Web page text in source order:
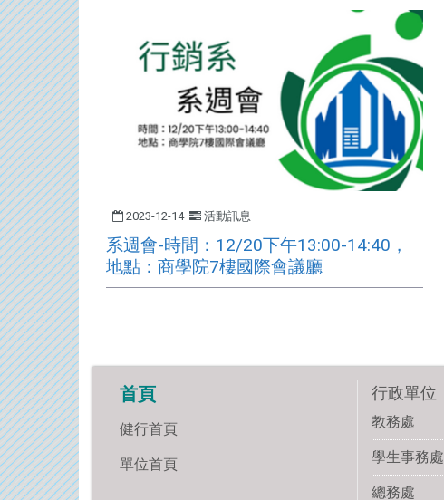
2023-12-14 活動訊息
系週會-時間：​12/20下午13:00-14:40，
地點：商學院7樓國際會議廳
首頁
健行首頁
單位首頁
行政單位
教務處
學生事務處
總務處